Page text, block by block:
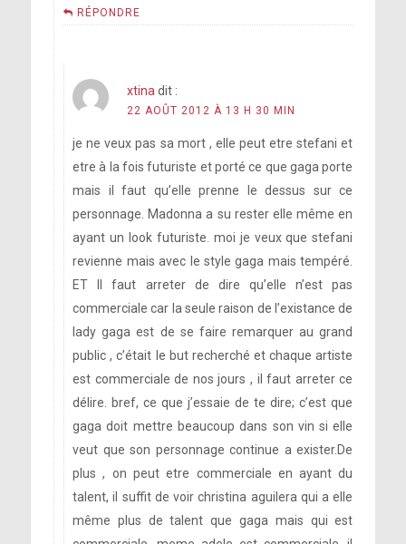
RÉPONDRE
xtina dit :
22 AOÛT 2012 À 13 H 30 MIN
je ne veux pas sa mort , elle peut etre stefani et
etre à la fois futuriste et porté ce que gaga porte
mais il faut qu’elle prenne le dessus sur ce
personnage. Madonna a su rester elle même en
ayant un look futuriste. moi je veux que stefani
revienne mais avec le style gaga mais tempéré.
ET Il faut arreter de dire qu’elle n’est pas
commerciale car la seule raison de l’existance de
lady gaga est de se faire remarquer au grand
public , c’était le but recherché et chaque artiste
est commerciale de nos jours , il faut arreter ce
délire. bref, ce que j’essaie de te dire; c’est que
gaga doit mettre beaucoup dans son vin si elle
veut que son personnage continue a exister.De
plus , on peut etre commerciale en ayant du
talent, il suffit de voir christina aguilera qui a elle
même plus de talent que gaga mais qui est